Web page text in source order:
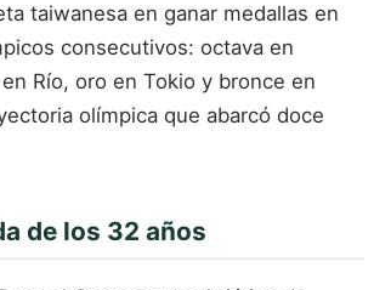
taiwanesa en ganar medallas en
consecutivos: octava en
Río, oro en Tokio y bronce en
olímpica que abarcó doce
de los 32 años